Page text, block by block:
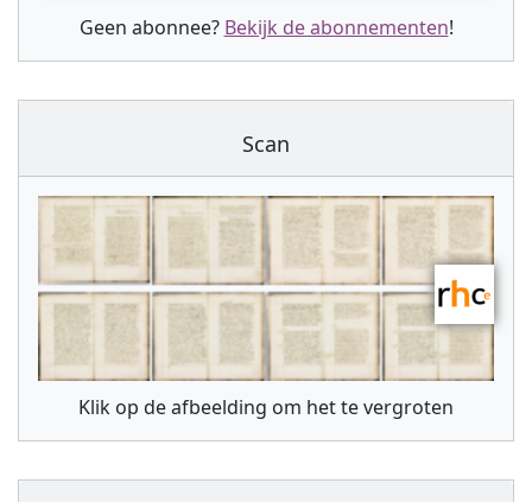
Geen abonnee? Bekijk de abonnementen!
Scan
Klik op de afbeelding om het te vergroten